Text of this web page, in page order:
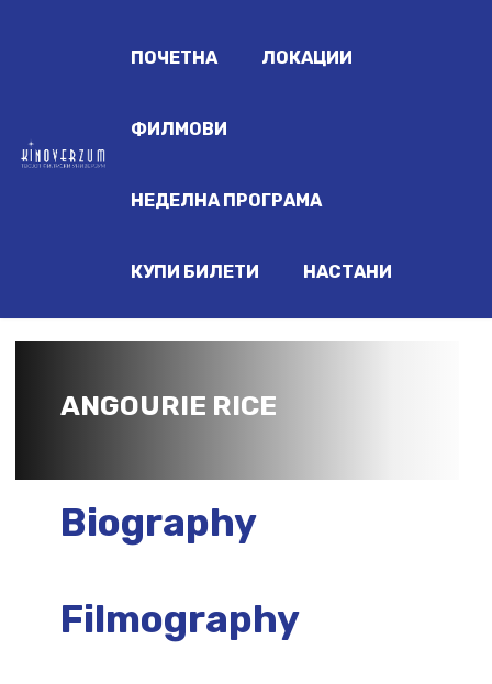
ПОЧЕТНА ЛОКАЦИИ
ФИЛМОВИ
НЕДЕЛНА ПРОГРАМА
КУПИ БИЛЕТИ НАСТАНИ
ANGOURIE RICE
Biography
Filmography